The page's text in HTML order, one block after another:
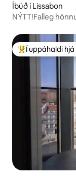
Íbúð í Lissabon
NÝTT!Falleg
Í mestu
Í uppáhaldi